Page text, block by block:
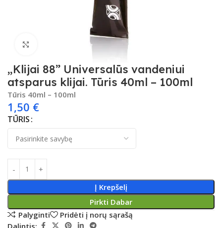
Spustelėkite, kad padidintumėte
„Klijai 88” Universalūs vandeniui
atsparus klijai. Tūris 40ml – 100ml
Tūris 40ml – 100ml
1,50 €
TŪRIS
Į Krepšelį
Pirkti Dabar
Palyginti
Pridėti į norų sąrašą
Dalintis: